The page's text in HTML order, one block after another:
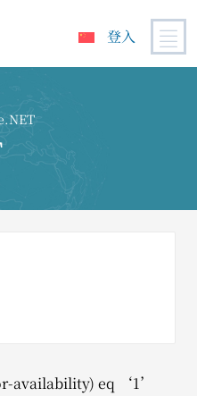
登入
availability) eq ‘1’